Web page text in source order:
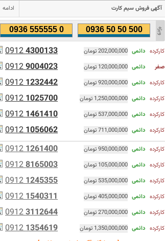
آگهی فروش سیم کارت ادامه
0936 555555 0 0936 50 50 500
کارکرده دائمی 202,000,000 تومان 09124300133
صفر دائمی 120,000,000 تومان 09129004023
کارکرده دائمی 920,000,000 تومان 09121232442
کارکرده دائمی 1,250,000,000 تومان 09121025700
کارکرده دائمی 537,000,000 تومان 09121461410
کارکرده دائمی 711,000,000 تومان 09121056062
کارکرده دائمی 950,000,000 تومان 09121261400
کارکرده دائمی 105,000,000 تومان 09128165003
کارکرده دائمی 535,000,000 تومان 09121245355
کارکرده دائمی 405,000,000 تومان 09121540311
کارکرده دائمی 270,000,000 تومان 09123112644
کارکرده دائمی 1,350,000,000 تومان 09121354619